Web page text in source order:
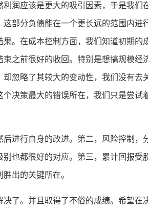
润应该是更大的吸引因素，于是我们
部分负债能在一个更长远的范围内进
。在成本控制方面，我们知道初期的
之前很好的收回。特别是想搞规模经
忽略了其较大的变动性，我们没有去
决策最大的错误所在，我们只是尝试
进行自身的改进。第二，风险控制，
也都很好的对应。第三，累计回报受
出的关键所在。
了。并且取得了不俗的成绩。希望在